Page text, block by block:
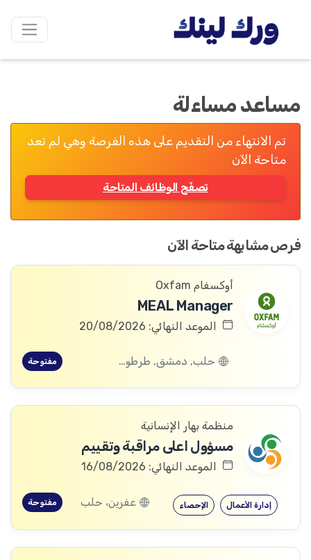
مساعد مساءلة
تم الانتهاء من التقديم على هذه الفرصة وهي لم تعد
متاحة الآن
تصفّح الوظائف المتاحة
فرص مشابهة متاحة الآن
أوكسفام Oxfam
MEAL Manager
الموعد النهائي: 20/08/2026
حلب, دمشق, طرطوس, ريف دمشق, ديرالزور, درعا, السويداء, إدلب, القنيطرة, اللاذقية, الرقة, حمص, الحسكة, حماة مفتوحة
منظمة بهار الإنسانية
مسؤول اعلى مراقبة وتقييم
الموعد النهائي: 16/08/2026
الإحصاء إدارة الأعمال عفرين، حلب مفتوحة